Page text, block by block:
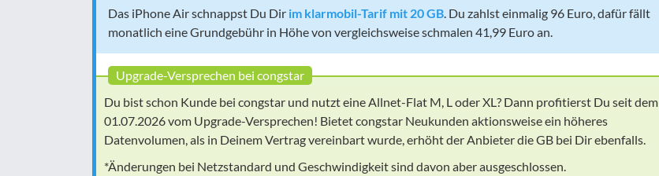
Das iPhone Air schnappst Du Dir im klarmobil-Tarif mit 20 GB. Du zahlst einmalig 96 Euro, dafür fällt
monatlich eine Grundgebühr in Höhe von vergleichsweise schmalen 41,99 Euro an.
Upgrade-Versprechen bei congstar
Du bist schon Kunde bei congstar und nutzt eine Allnet-Flat M, L oder XL? Dann profitierst Du seit dem
01.07.2026 vom Upgrade-Versprechen! Bietet congstar Neukunden aktionsweise ein höheres
Datenvolumen, als in Deinem Vertrag vereinbart wurde, erhöht der Anbieter die GB bei Dir ebenfalls.
*Änderungen bei Netzstandard und Geschwindigkeit sind davon aber ausgeschlossen.